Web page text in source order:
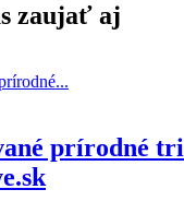
zaujať aj
prírodné